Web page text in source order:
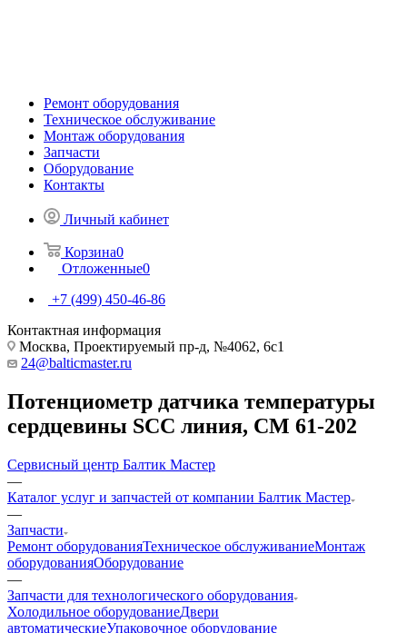
Ремонт оборудования
Техническое обслуживание
Монтаж оборудования
Запчасти
Оборудование
Контакты
Личный кабинет
Корзина0
Отложенные0
+7 (499) 450-46-86
Контактная информация
Москва, Проектируемый пр-д, №4062, 6с1
24@balticmaster.ru
Потенциометр датчика температуры
сердцевины SCC линия, CM 61-202
Сервисный центр Балтик Мастер
—
Каталог услуг и запчастей от компании Балтик Мастер
—
Запчасти
Ремонт оборудованияТехническое обслуживаниеМонтаж
оборудованияОборудование
—
Запчасти для технологического оборудования
Холодильное оборудованиеДвери
автоматическиеУпаковочное оборудование